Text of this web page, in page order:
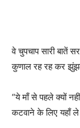
वे चुपचाप सारी बातें
कुणाल रह रह कर
“ये माँ से पहले क्यों
कटवाने के लिए यहाँ